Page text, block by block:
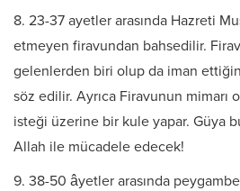
8. 23-37 ayetler arasında Hazreti
etmeyen firavundan bahsedilir.
gelenlerden biri olup da iman
söz edilir. Ayrıca Firavunun mimarı
isteği üzerine bir kule yapar. Güya
Allah ile mücadele edecek!
9. 38-50 âyetler arasında